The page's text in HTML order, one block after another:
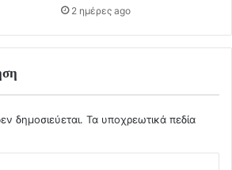
2 ημέρες ago
δημοσιεύεται. Τα υποχρεωτικά πεδία